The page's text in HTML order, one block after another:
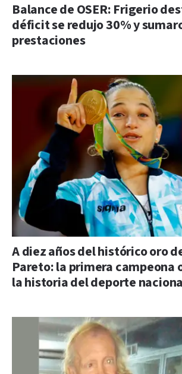
Balance de OSER: Frigerio
déficit se redujo 30% y
prestaciones
A diez años del histórico oro
Pareto: la primera campeona
la historia del deporte